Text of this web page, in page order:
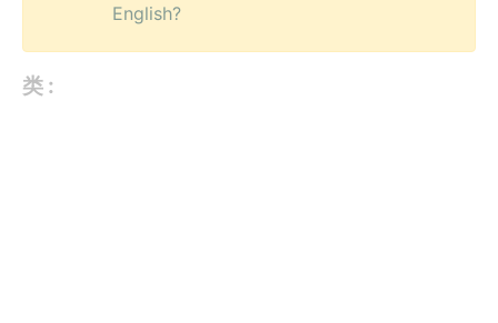
English?
类 :